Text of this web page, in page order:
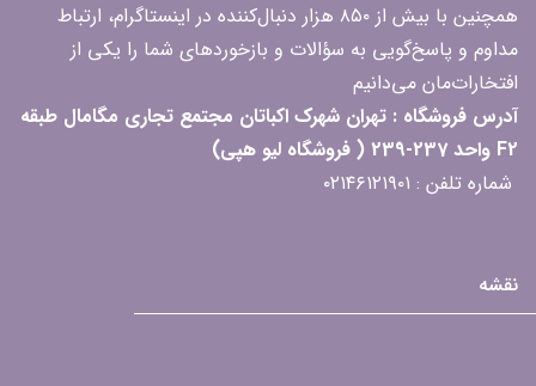
همچنین با بیش از ۸۵۰ هزار دنبال‌کننده در اینستاگرام، ارتباط
مداوم و پاسخ‌گویی به سؤالات و بازخوردهای شما را یکی از
افتخارات‌مان می‌دانیم
آدرس فروشگاه : تهران شهرک اکباتان مجتمع تجاری مگامال طبقه
F2 واحد 237-239 ( فروشگاه لیو هپی)
شماره تلفن : ۰۲۱۴۶۱۲۱۹۰۱
نقشه